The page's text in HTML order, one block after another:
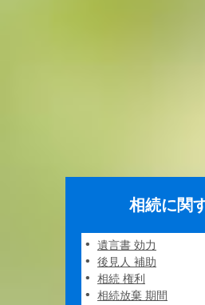
相続に関
遺言書 効力
後見人 補助
相続 権利
相続放棄 期間